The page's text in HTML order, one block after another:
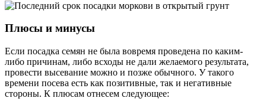
Плюсы и минусы
Если посадка семян не была вовремя проведена по каким-
либо причинам, либо всходы не дали желаемого результата,
провести высевание можно и позже обычного. У такого
времени посева есть как позитивные, так и негативные
стороны. К плюсам отнесем следующее: